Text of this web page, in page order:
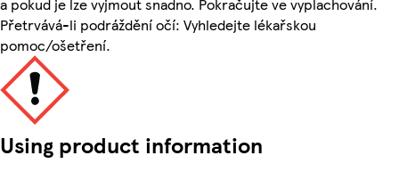
Přetrvává-li podráždění očí: Vyhledejte lékařskou
pomoc/ošetření.
Using product information